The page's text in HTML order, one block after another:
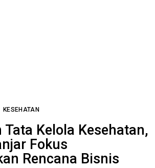
KESEHATAN
Kelola Kesehatan,
Fokus
Rencana Bisnis